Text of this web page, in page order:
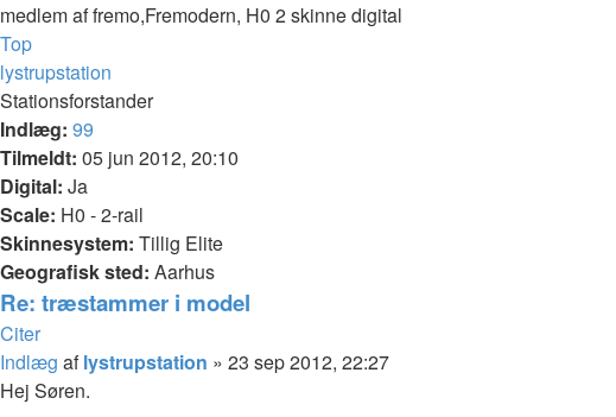
medlem af fremo,Fremodern, H0 2 skinne digital
Top
lystrupstation
Stationsforstander
Indlæg: 99
Tilmeldt: 05 jun 2012, 20:10
Digital: Ja
Scale: H0 - 2-rail
Skinnesystem: Tillig Elite
Geografisk sted: Aarhus
Re: træstammer i model
Citer
Indlæg aflystrupstation » 23 sep 2012, 22:27
Hej Søren.